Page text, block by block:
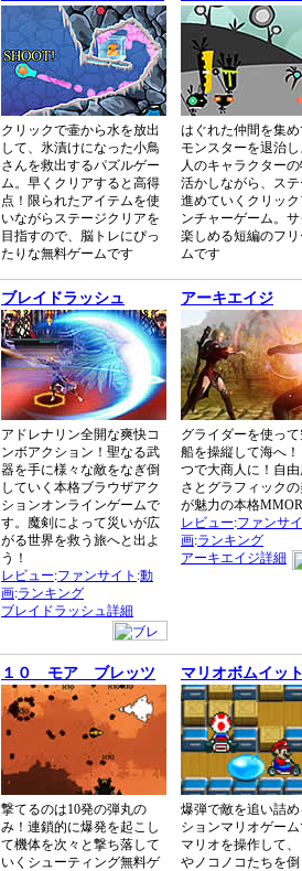
クリックで壷から水を放出
して、氷漬けになった小鳥
さんを救出するパズルゲー
ム。早くクリアすると高得
点！限られたアイテムを使
いながらステージクリアを
目指すので、脳トレにぴっ
たりな無料ゲームです
はぐれた仲間を集
モンスターを退治
人のキャラクター
活かしながら、ス
進めていくクリッ
ンチャーゲーム。
楽しめる短編のフ
ムです
ブレイドラッシュ
アドレナリン全開な爽快コ
ンボアクション！聖なる武
器を手に様々な敵をなぎ倒
していく本格ブラウザアク
ションオンラインゲームで
す。魔剣によって災いが広
がる世界を救う旅へと出よ
う！
レビュー:ファンサイト :動
画:ランキング
ブレイドラッシュ詳細
アーキエイジ
グライダーを使っ
船を操縦して海へ
つで大商人に！自
さとグラフィック
が魅力の本格
レビュー:ファンサ
画:ランキング
アーキエイジ詳細
１０ モア ブレッツ
撃てるのは10発の弾丸の
み！連鎖的に爆発を起こし
て機体を次々と撃ち落して
いくシューティング無料ゲ
マリオボムイッ
爆弾で敵を追い詰
ションマリオゲー
マリオを操作して
やノコノコたちを